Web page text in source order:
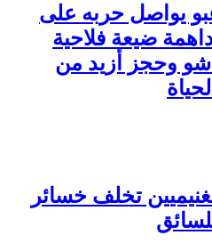
يواصل حربه على
ضيعة فلاحية
وحجز أزيد من
تخلف خسائر